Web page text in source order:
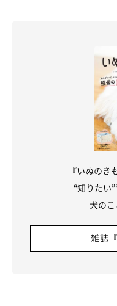
『いぬのき
“知りたい
犬のこ
雑誌